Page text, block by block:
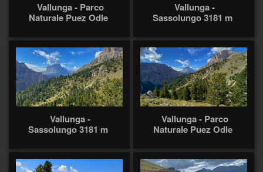
Vallunga - Parco
Naturale Puez Odle
Vallunga -
Sassolungo 3181 m
Vallunga -
Sassolungo 3181 m
Vallunga - Parco
Naturale Puez Odle